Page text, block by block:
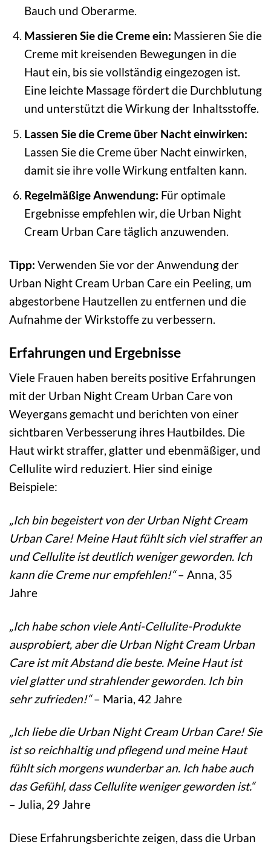
Bauch und Oberarme.
Massieren Sie die Creme ein: Massieren Sie die
Creme mit kreisenden Bewegungen in die
Haut ein, bis sie vollständig eingezogen ist.
Eine leichte Massage fördert die Durchblutung
und unterstützt die Wirkung der Inhaltsstoffe.
Lassen Sie die Creme über Nacht einwirken:
Lassen Sie die Creme über Nacht einwirken,
damit sie ihre volle Wirkung entfalten kann.
Regelmäßige Anwendung: Für optimale
Ergebnisse empfehlen wir, die Urban Night
Cream Urban Care täglich anzuwenden.
Tipp: Verwenden Sie vor der Anwendung der
Urban Night Cream Urban Care ein Peeling, um
abgestorbene Hautzellen zu entfernen und die
Aufnahme der Wirkstoffe zu verbessern.
Erfahrungen und Ergebnisse
Viele Frauen haben bereits positive Erfahrungen
mit der Urban Night Cream Urban Care von
Weyergans gemacht und berichten von einer
sichtbaren Verbesserung ihres Hautbildes. Die
Haut wirkt straffer, glatter und ebenmäßiger, und
Cellulite wird reduziert. Hier sind einige
Beispiele:
„Ich bin begeistert von der Urban Night Cream
Urban Care! Meine Haut fühlt sich viel straffer an
und Cellulite ist deutlich weniger geworden. Ich
kann die Creme nur empfehlen!“– Anna, 35
Jahre
„Ich habe schon viele Anti-Cellulite-Produkte
ausprobiert, aber die Urban Night Cream Urban
Care ist mit Abstand die beste. Meine Haut ist
viel glatter und strahlender geworden. Ich bin
sehr zufrieden!“– Maria, 42 Jahre
„Ich liebe die Urban Night Cream Urban Care! Sie
ist so reichhaltig und pflegend und meine Haut
fühlt sich morgens wunderbar an. Ich habe auch
das Gefühl, dass Cellulite weniger geworden ist.“
– Julia, 29 Jahre
Diese Erfahrungsberichte zeigen, dass die Urban